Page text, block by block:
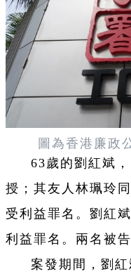
圖為香港廉政
63歲的劉紅斌
授；其友人林珮玲
受利益罪名。劉紅
利益罪名。兩名被
案發期間，劉